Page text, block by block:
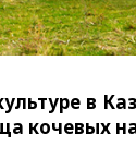
в
кочевых